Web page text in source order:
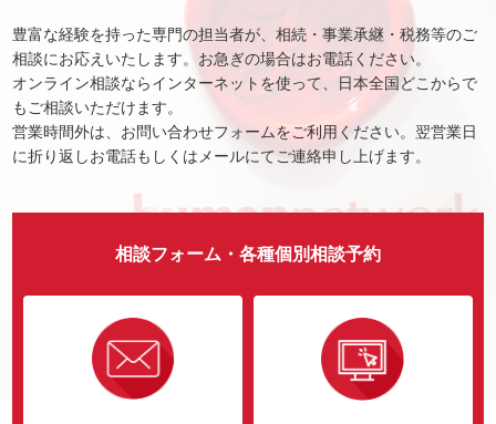
豊富な経験を持った専門の担当者が、相続・事業承継・税務等のご
相談にお応えいたします。お急ぎの場合はお電話ください。
オンライン相談ならインターネットを使って、日本全国どこからで
もご相談いただけます。
営業時間外は、お問い合わせフォームをご利用ください。翌営業日
に折り返しお電話もしくはメールにてご連絡申し上げます。
相談フォーム・各種個別相談予約